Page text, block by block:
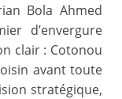
Bola Ahmed
d’envergure
clair : Cotonou
avant toute
stratégique,